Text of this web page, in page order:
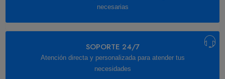
necesarias
SOPORTE 24/7
Atención directa y personalizada para atender tus
necesidades